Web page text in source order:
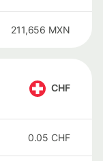
211,656 MXN
CHF
0.05 CHF